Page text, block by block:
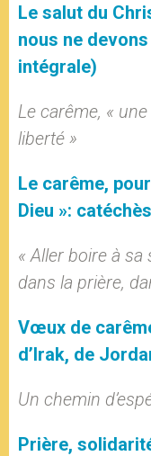
Le salut du
nous ne
intégrale)
Le carême, «
liberté »
Le carême,
Dieu »:
« Aller boire à
dans la prière,
Vœux de
d’Irak, de
Un chemin
Prière,